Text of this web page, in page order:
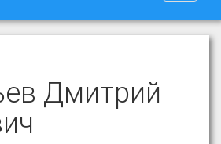
Дмитрий